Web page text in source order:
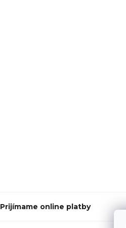
Prijímame online platby